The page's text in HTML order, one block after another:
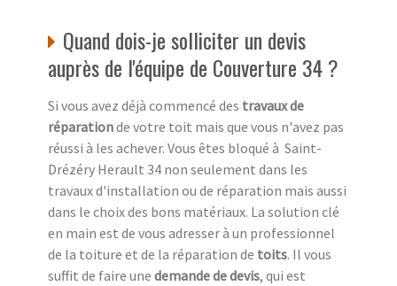
Quand dois-je solliciter un devis
auprès de l'équipe de Couverture 34 ?
Si vous avez déjà commencé des travaux de
réparationde votre toit mais que vous n'avez pas
réussi à les achever. Vous êtes bloqué à Saint-
Drézéry Herault 34 non seulement dans les
travaux d'installation ou de réparation mais aussi
dans le choix des bons matériaux. La solution clé
en main est de vous adresser à un professionnel
de la toiture et de la réparation de toits. Il vous
suffit de faire une demande de devis, qui est